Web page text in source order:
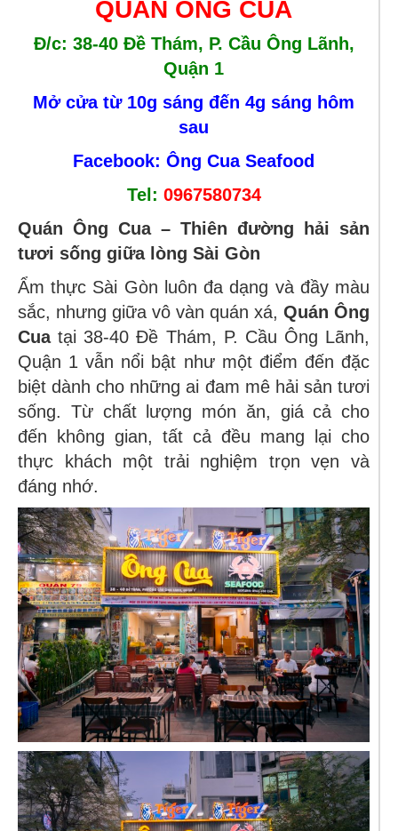
QUÁN ÔNG CUA
Đ/c: 38-40 Đề Thám, P. Cầu Ông Lãnh,
Quận 1
Mở cửa từ 10g sáng đến 4g sáng hôm
sau
Facebook: Ông Cua Seafood
Tel: 0967580734
Quán Ông Cua – Thiên đường hải sản
tươi sống giữa lòng Sài Gòn
Ẩm thực Sài Gòn luôn đa dạng và đầy màu
sắc, nhưng giữa vô vàn quán xá, Quán Ông
Cuatại 38-40 Đề Thám, P. Cầu Ông Lãnh,
Quận 1 vẫn nổi bật như một điểm đến đặc
biệt dành cho những ai đam mê hải sản tươi
sống. Từ chất lượng món ăn, giá cả cho
đến không gian, tất cả đều mang lại cho
thực khách một trải nghiệm trọn vẹn và
đáng nhớ.